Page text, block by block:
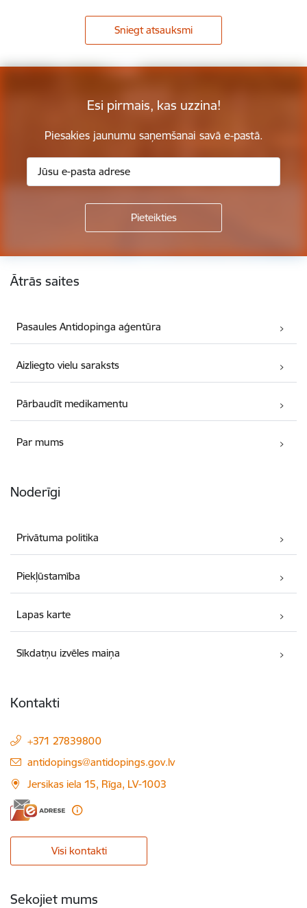
Sniegt atsauksmi
Esi pirmais, kas uzzina!
Piesakies jaunumu saņemšanai savā e-pastā.
Ātrās saites
Pasaules Antidopinga aģentūra
Aizliegto vielu saraksts
Pārbaudīt medikamentu
Par mums
Noderīgi
Privātuma politika
Piekļūstamība
Lapas karte
Sīkdatņu izvēles maiņa
Kontakti
+371 27839800
E-pasts:
antidopings@antidopings.gov.lv
Jersikas iela 15, Rīga, LV-1003
Visi kontakti
Sekojiet mums